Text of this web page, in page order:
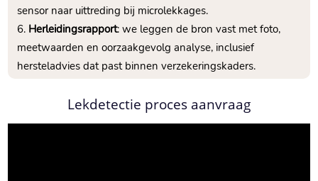
sensor naar uittreding bij microlekkages.​
Herleidingsrapport: we leggen de bron vast met foto,
meetwaarden en oorzaakgevolg analyse, inclusief
hersteladvies dat past binnen verzekeringskaders.​
Lekdetectie proces aanvraag